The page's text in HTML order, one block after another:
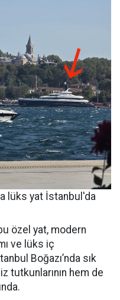
lüks yat İstanbul'da
özel yat, modern
ve lüks iç
Boğazı’nda sık
tutkunlarının hem de